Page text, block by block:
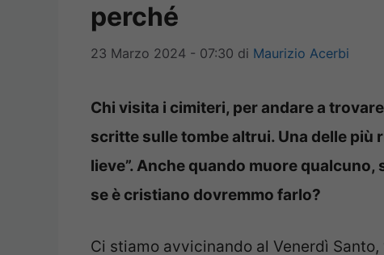
perché
23 Marzo 2024 - 07:30 di Maurizio Acerbi
Chi visita i cimiteri, per andare a
scritte sulle tombe altrui. Una delle più
lieve”. Anche quando muore
se è cristiano dovremmo farlo?
Ci stiamo avvicinando al Venerdì